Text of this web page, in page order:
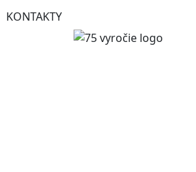
KONTAKTY